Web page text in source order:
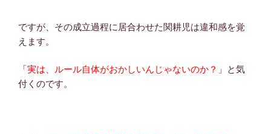
ですが、その成立過程に居合わせた関耕児は違和感を覚
えます。
「実は、ルール自体がおかしいんじゃないのか？ 」と気
付くのです。